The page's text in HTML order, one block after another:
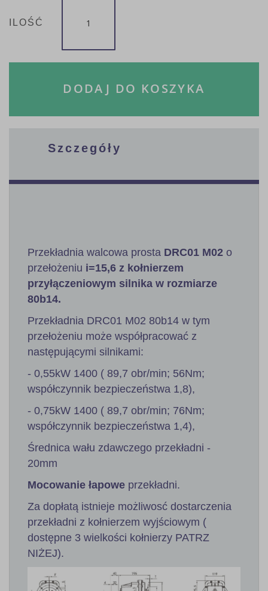
ILOŚĆ
DODAJ DO KOSZYKA
Szczegóły
Przekładnia walcowa prosta DRC01 M02 o
przełożeniu i=15,6 z kołnierzem
przyłączeniowym silnika w rozmiarze
80b14.
Przekładnia DRC01 M02 80b14 w tym
przełożeniu może współpracować z
następującymi silnikami:
- 0,55kW 1400 ( 89,7 obr/min; 56Nm;
współczynnik bezpieczeństwa 1,8),
- 0,75kW 1400 ( 89,7 obr/min; 76Nm;
współczynnik bezpieczeństwa 1,4),
Średnica wału zdawczego przekładni -
20mm
Mocowanie łapowe przekładni.
Za dopłatą istnieje możliwosć dostarczenia
przekładni z kołnierzem wyjściowym (
dostępne 3 wielkości kołnierzy PATRZ
NIŻEJ).